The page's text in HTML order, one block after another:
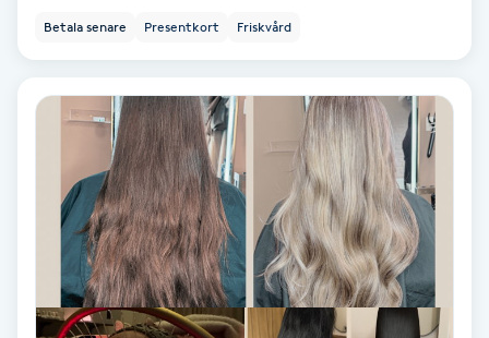
Psoriasis
Radiofrekvens
Rakning
Reflexologi
Betala senare Presentkort Friskvård